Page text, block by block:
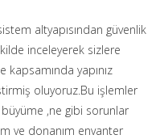
altyapısından güvenlik
inceleyerek sizlere
kapsamında yapınız
oluyoruz.Bu işlemler
büyüme ,ne gibi sorunlar
ve donanım envanter